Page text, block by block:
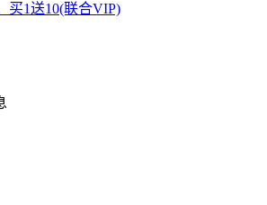
买1送10(联合VIP)